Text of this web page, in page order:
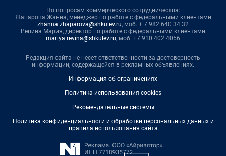
По вопросам коммерческого сотрудничества:
Жапарова Жанна, менеджер по работе с федеральными клиентами
zhanna.zhaparova@shkulev.ru, моб. + 7 982 640 34 32
Ревина Мария, директор по работе с федеральными клиентами
mariya.revina@shkulev.ru, моб. +7 910 402 4056
Редакция сайта не несет ответственности за достоверность
информации, содержащейся в рекламных объявлениях.
Информация об ограничениях
Политика использования cookies
Рекомендательные системы
Политика конфиденциальности и обработки персональных данных и
правила использования сайта